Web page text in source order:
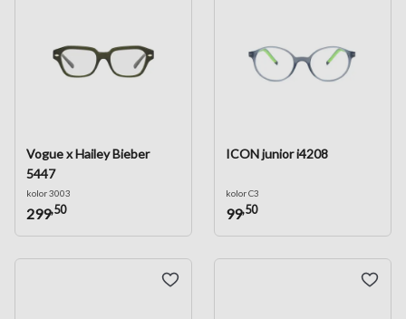
Vogue x Hailey Bieber
5447
kolor 3003
299,50
ICON junior i4208
kolor C3
99,50